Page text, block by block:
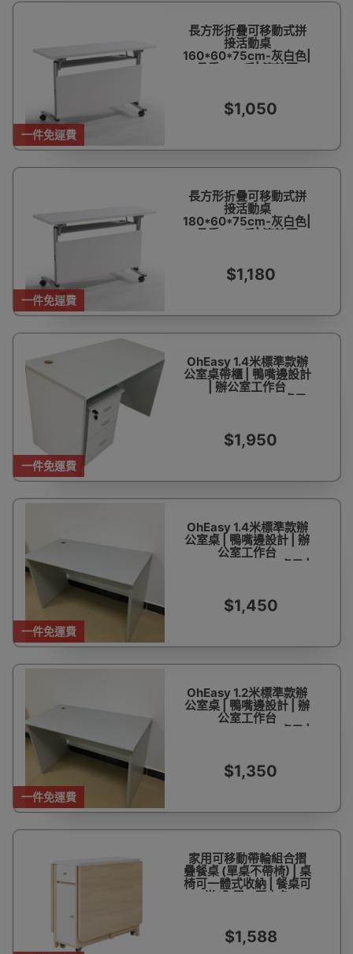
一件免運費
長方形折疊可移動式拼
接活動桌
160*60*75cm-灰白色|
承重500斤| 滾輪可
$1,050
一件免運費
長方形折疊可移動式拼
接活動桌
180*60*75cm-灰白色|
承重500斤| 滾輪可
$1,180
一件免運費
OhEasy 1.4米標準款辦
公室桌帶櫃 | 鴨嘴邊設計
| 辦公室工作台
-140*70*75cm -桌子
$1,950
一件免運費
OhEasy 1.4米標準款辦
公室桌 | 鴨嘴邊設計 | 辦
公室工作台
-140*70*75cm -桌子 |
$1,450
一件免運費
OhEasy 1.2米標準款辦
公室桌 | 鴨嘴邊設計 | 辦
公室工作台
-120*60*75cm -桌子 |
$1,350
家用可移動帶輪組合摺
疊餐桌 (單桌不帶椅) | 桌
椅可一體式收納 | 餐桌可
半/全展 - 原木色
$1,588